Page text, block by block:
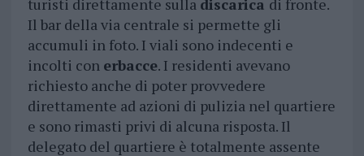
turisti direttamente sulla discarica di fronte.
Il bar della via centrale si permette gli
accumuli in foto. I viali sono indecenti e
incolti con erbacce. I residenti avevano
richiesto anche di poter provvedere
direttamente ad azioni di pulizia nel quartiere
e sono rimasti privi di alcuna risposta. Il
delegato del quartiere è totalmente assente